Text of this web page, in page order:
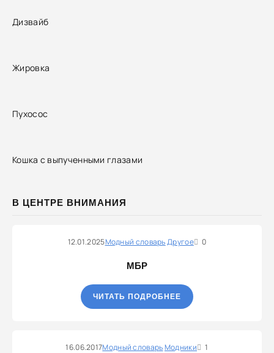
Дизвайб
Жировка
Пухосос
Кошка с выпученными глазами
В ЦЕНТРЕ ВНИМАНИЯ
12.01.2025Модный словарьДругое 0
МБР
ЧИТАТЬ ПОДРОБНЕЕ
16.06.2017Модный словарьМодники 1